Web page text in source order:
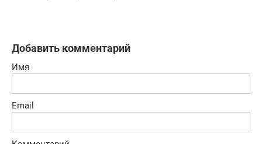
Добавить комментарий
Имя
Email